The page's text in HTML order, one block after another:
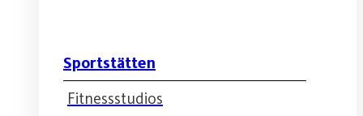
Sportstätten
Fitnessstudios